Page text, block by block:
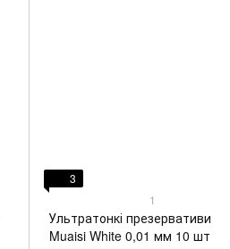
3
1
Ультратонкі презервативи
Muaisi White 0,01 мм 10 шт